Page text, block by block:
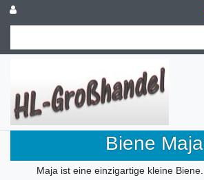
Biene Maja
Maja ist eine einzigartige kleine